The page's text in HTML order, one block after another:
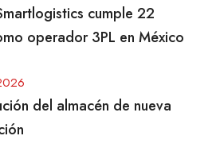
cumple 22
operador 3PL en México
del almacén de nueva